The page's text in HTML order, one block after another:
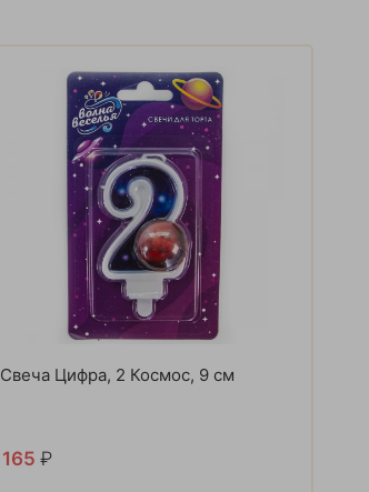
Свеча Цифра, 2 Космос, 9 см
165 ₽